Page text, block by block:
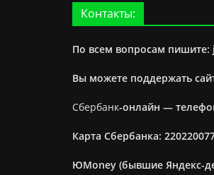
Контакты:
По всем вопросам пишите:
Вы можете поддержать
Сбербанк-онлайн —
Карта Сбербанка:
ЮMoney (бывшие Яндекс-